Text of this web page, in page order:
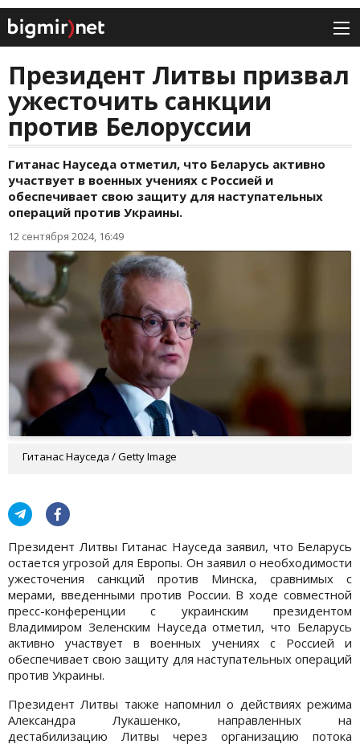
Президент Литвы призвал
ужесточить санкции
против Белоруссии
Гитанас Науседа отметил, что Беларусь активно
участвует в военных учениях с Россией и
обеспечивает свою защиту для наступательных
операций против Украины.
12 сентября 2024, 16:49
Гитанас Науседа / Getty Image
Президент Литвы Гитанас Науседа заявил, что Беларусь
остается угрозой для Европы. Он заявил о необходимости
ужесточения санкций против Минска, сравнимых с
мерами, введенными против России. В ходе совместной
пресс-конференции с украинским президентом
Владимиром Зеленским Науседа отметил, что Беларусь
активно участвует в военных учениях с Россией и
обеспечивает свою защиту для наступательных операций
против Украины.
Президент Литвы также напомнил о действиях режима
Александра Лукашенко, направленных на
дестабилизацию Литвы через организацию потока